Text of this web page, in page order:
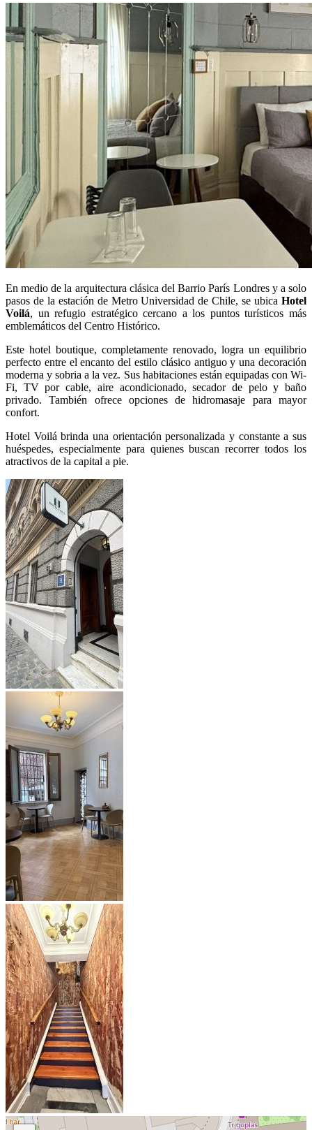
En medio de la arquitectura clásica del Barrio París Londres y a solo
pasos de la estación de Metro Universidad de Chile, se ubica Hotel
Voilá, un refugio estratégico cercano a los puntos turísticos más
emblemáticos del Centro Histórico.
Este hotel boutique, completamente renovado, logra un equilibrio
perfecto entre el encanto del estilo clásico antiguo y una decoración
moderna y sobria a la vez. Sus habitaciones están equipadas con Wi-
Fi, TV por cable, aire acondicionado, secador de pelo y baño
privado. También ofrece opciones de hidromasaje para mayor
confort.
Hotel Voilá brinda una orientación personalizada y constante a sus
huéspedes, especialmente para quienes buscan recorrer todos los
atractivos de la capital a pie.